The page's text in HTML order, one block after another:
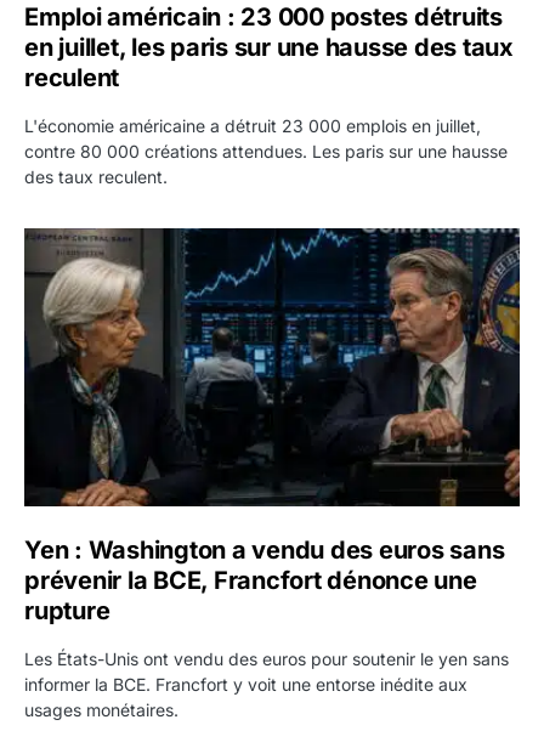
Emploi américain : 23 000 postes détruits
en juillet, les paris sur une hausse des taux
reculent
L'économie américaine a détruit 23 000 emplois en juillet,
contre 80 000 créations attendues. Les paris sur une hausse
des taux reculent.
Yen : Washington a vendu des euros sans prévenir la
Yen : Washington a vendu des euros sans
prévenir la BCE, Francfort dénonce une
rupture
Les États-Unis ont vendu des euros pour soutenir le yen sans
informer la BCE. Francfort y voit une entorse inédite aux
usages monétaires.